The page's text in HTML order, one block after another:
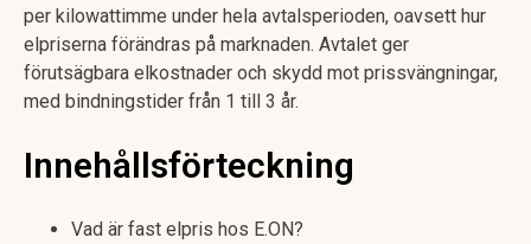
per kilowattimme under hela avtalsperioden, oavsett hur
elpriserna förändras på marknaden. Avtalet ger
förutsägbara elkostnader och skydd mot prissvängningar,
med bindningstider från 1 till 3 år.
Innehållsförteckning
Vad är fast elpris hos E.ON?